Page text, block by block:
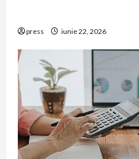
press iunie 22, 2026